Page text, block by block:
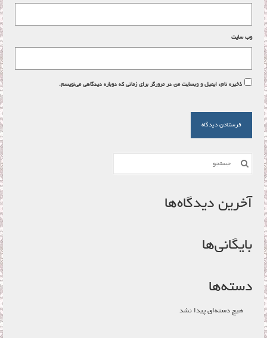
وب‌ سایت
ذخیره نام، ایمیل و وبسایت من در مرورگر برای زمانی که دوباره دیدگاهی می‌نویسم.
جستجو
آخرین دیدگاه‌ها
بایگانی‌ها
دسته‌ها
هیچ دسته‌ای پیدا نشد